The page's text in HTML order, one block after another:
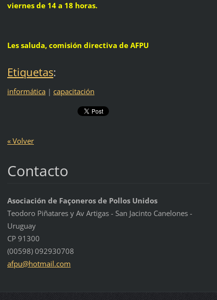
viernes de 14 a 18 horas.
Les saluda, comisión directiva de AFPU
Etiquetas:
informática | capacitación
« Volver
Contacto
Asociación de Façoneros de Pollos Unidos
Teodoro Piñatares y Av Artigas - San Jacinto Canelones -
Uruguay
CP 91300
(00598) 092930708
afpu@hotmail.com